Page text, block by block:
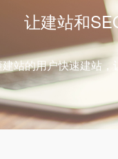
让建站和
站的用户快速建站